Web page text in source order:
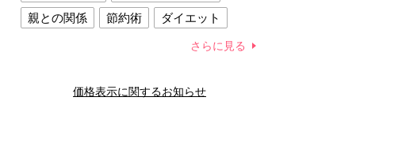
親との関係
節約術
ダイエット
夫との関係
新津春子 どか食い
さらに見る
価格表示に関するお知らせ